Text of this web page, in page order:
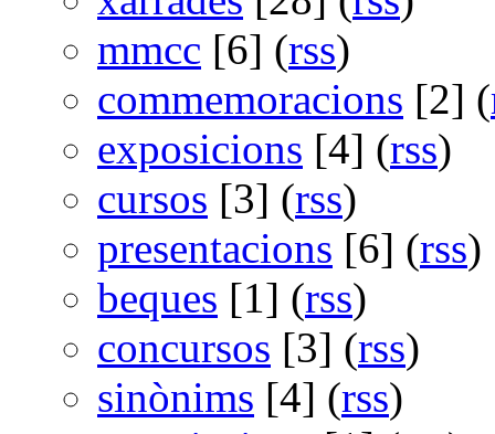
mmcc [6] (rss)
commemoracions [2] (
exposicions [4] (rss)
cursos [3] (rss)
presentacions [6] (rss)
beques [1] (rss)
concursos [3] (rss)
sinònims [4] (rss)